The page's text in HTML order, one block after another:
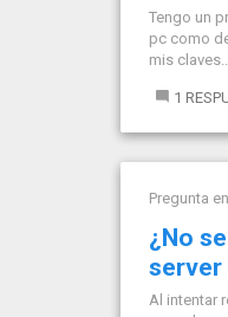
Tengo un
pc como
mis claves...
1
Pregunta en
¿No
server
Al intentar